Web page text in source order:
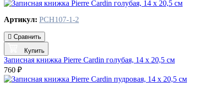
Артикул: PCH107-1-2
Сравнить
Купить
Записная книжка Pierre Cardin голубая, 14 х 20,5 см
760 ₽